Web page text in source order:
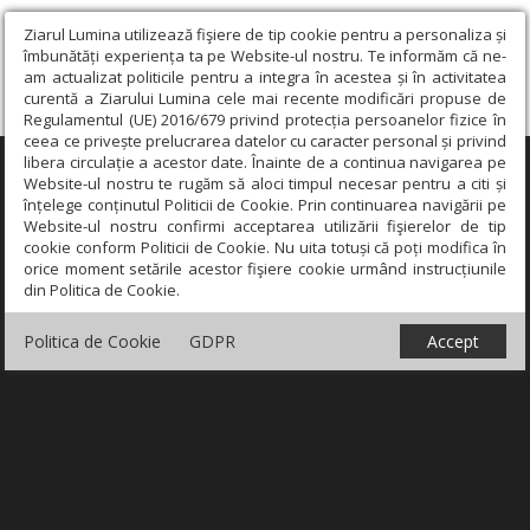
Ziarul Lumina utilizează fişiere de tip cookie pentru a personaliza și
îmbunătăți experiența ta pe Website-ul nostru. Te informăm că ne-
am actualizat politicile pentru a integra în acestea și în activitatea
curentă a Ziarului Lumina cele mai recente modificări propuse de
Regulamentul (UE) 2016/679 privind protecția persoanelor fizice în
ceea ce privește prelucrarea datelor cu caracter personal și privind
libera circulație a acestor date. Înainte de a continua navigarea pe
Website-ul nostru te rugăm să aloci timpul necesar pentru a citi și
înțelege conținutul Politicii de Cookie. Prin continuarea navigării pe
Website-ul nostru confirmi acceptarea utilizării fişierelor de tip
cookie conform Politicii de Cookie. Nu uita totuși că poți modifica în
orice moment setările acestor fişiere cookie urmând instrucțiunile
din Politica de Cookie.
Politica de Cookie GDPR Accept
×